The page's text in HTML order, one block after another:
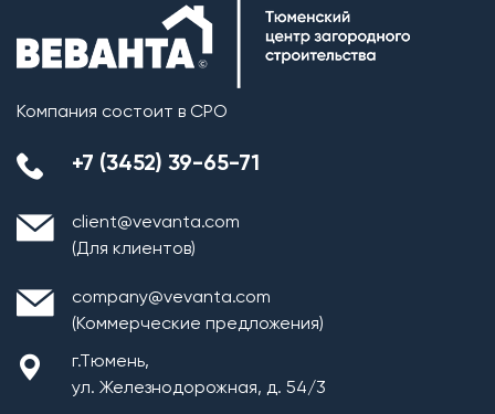
Компания состоит в СРО
+7 (3452) 39-65-71
client@vevanta.com
(Для клиентов)
company@vevanta.com
(Коммерческие предложения)
г.Тюмень,
ул. Железнодорожная, д. 54/3